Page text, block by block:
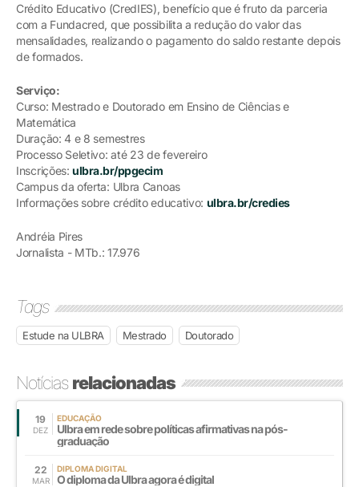
Crédito Educativo (CredIES), benefício que é fruto da parceria
com a Fundacred, que possibilita a redução do valor das
mensalidades, realizando o pagamento do saldo restante depois
de formados.
Serviço:
Curso: Mestrado e Doutorado em Ensino de Ciências e
Matemática
Duração: 4 e 8 semestres
Processo Seletivo: até 23 de fevereiro
Inscrições:ulbra.br/ppgecim
Campus da oferta: Ulbra Canoas
Informações sobre crédito educativo: ulbra.br/credies
Andréia Pires
Jornalista - MTb.: 17.976
Tags
Estude na ULBRA Mestrado Doutorado
Notíciasrelacionadas
19
DEZ
EDUCAÇÃO
Ulbra em rede sobre políticas afirmativas na pós-
graduação
22
MAR
DIPLOMA DIGITAL
O diploma da Ulbra agora é digital